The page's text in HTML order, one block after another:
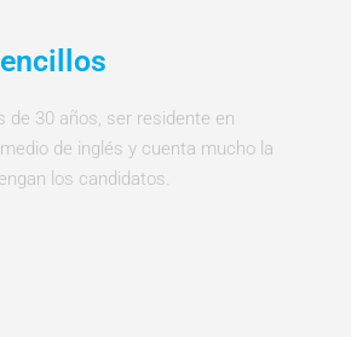
de 30 años, ser residente en
de inglés y cuenta mucho la
los candidatos.